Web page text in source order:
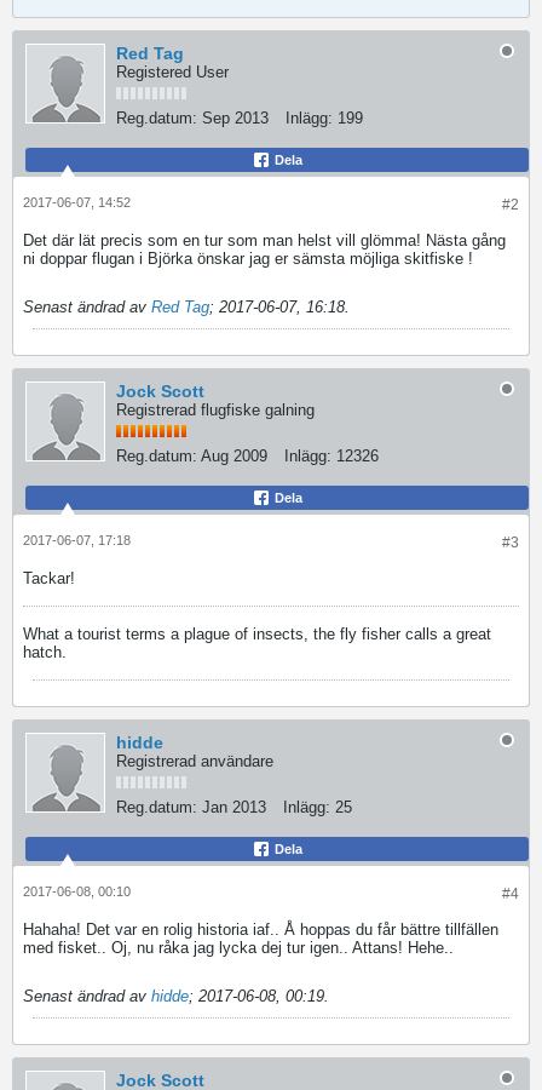
Red Tag
Registered User
Reg.datum: Sep 2013 Inlägg: 199
Dela
#2
2017-06-07, 14:52
Det där lät precis som en tur som man helst vill glömma! Nästa gång
ni doppar flugan i Björka önskar jag er sämsta möjliga skitfiske !
Senast ändrad av Red Tag; 2017-06-07, 16:18.
Jock Scott
Registrerad flugfiske galning
Reg.datum: Aug 2009 Inlägg: 12326
Dela
#3
2017-06-07, 17:18
Tackar!
What a tourist terms a plague of insects, the fly fisher calls a great
hatch.
hidde
Registrerad användare
Reg.datum: Jan 2013 Inlägg: 25
Dela
#4
2017-06-08, 00:10
Hahaha! Det var en rolig historia iaf.. Å hoppas du får bättre tillfällen
med fisket.. Oj, nu råka jag lycka dej tur igen.. Attans! Hehe..
Senast ändrad av hidde; 2017-06-08, 00:19.
Jock Scott